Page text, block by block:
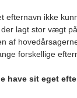
efternavn ikke
lagt stor vægt
af
forskellige
have sit eget